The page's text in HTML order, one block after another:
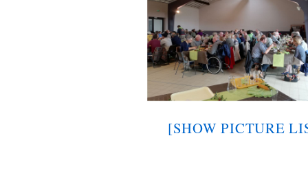
[SHOW PICTURE